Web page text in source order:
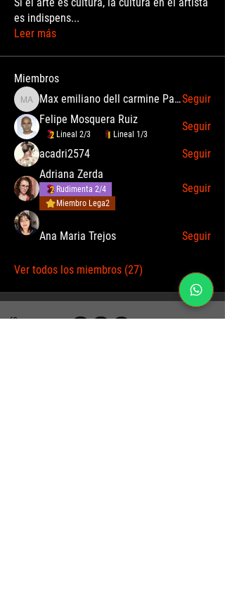
es indispens...
Leer más
Miembros
Max emiliano dell carmine Palomino AnguloMax emiliano dell carmine Palomino AnguloSeguir
Felipe Mosquera Ruiz
Lineal 2/3 Lineal 1/3
Seguir
acadri2574
Seguir
Adriana Zerda
Rudimenta 2/4
Miembro Lega2
Seguir
Ana Maria Trejos Seguir
Ver todos los miembros (27)